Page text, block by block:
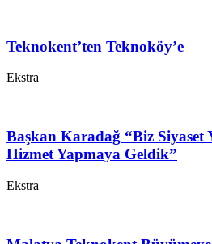
Teknokent’ten Teknoköy’e
Ekstra
Başkan Karadağ “Biz Siyaset
Hizmet Yapmaya Geldik”
Ekstra